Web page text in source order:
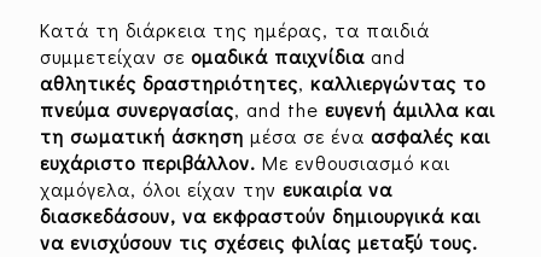
Κατά τη διάρκεια της ημέρας, τα παιδιά
συμμετείχαν σε ομαδικά παιχνίδια and
αθλητικές δραστηριότητες, καλλιεργώντας το
πνεύμα συνεργασίας, and the ευγενή άμιλλα και
τη σωματική άσκηση μέσα σε ένα ασφαλές και
ευχάριστο περιβάλλον. Με ενθουσιασμό και
χαμόγελα, όλοι είχαν την ευκαιρία να
διασκεδάσουν, να εκφραστούν δημιουργικά και
να ενισχύσουν τις σχέσεις φιλίας μεταξύ τους.